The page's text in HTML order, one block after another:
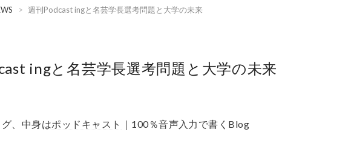
> 週刊Podcast ingと名芸学長選考問題と大学の未来
ingと名芸学長選考問題と大学の未来
、中身はポッドキャスト ｜100％音声入力で書くBlog